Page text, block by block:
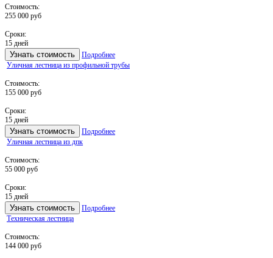
Стоимость:
255 000 руб
Сроки:
15 дней
Узнать стоимость
Подробнее
Уличная лестница из профильной трубы
Стоимость:
155 000 руб
Сроки:
15 дней
Узнать стоимость
Подробнее
Уличная лестница из дпк
Стоимость:
55 000 руб
Сроки:
15 дней
Узнать стоимость
Подробнее
Техническая лестница
Стоимость:
144 000 руб